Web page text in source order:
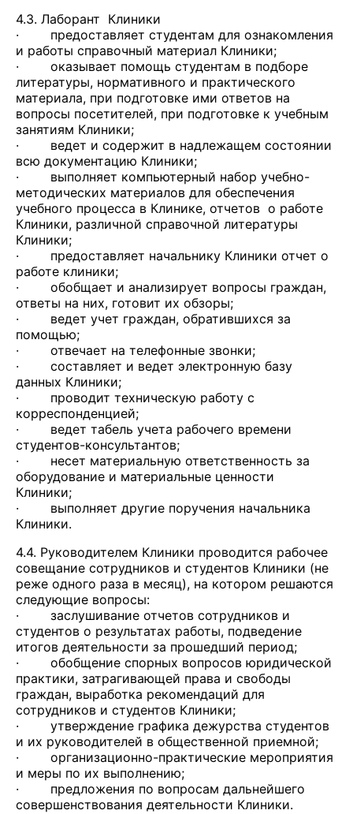
4.3. Лаборант Клиники
· предоставляет студентам для ознакомления
и работы справочный материал Клиники;
· оказывает помощь студентам в подборе
литературы, нормативного и практического
материала, при подготовке ими ответов на
вопросы посетителей, при подготовке к учебным
занятиям Клиники;
· ведет и содержит в надлежащем состоянии
всю документацию Клиники;
· выполняет компьютерный набор учебно-
методических материалов для обеспечения
учебного процесса в Клинике, отчетов о работе
Клиники, различной справочной литературы
Клиники;
· предоставляет начальнику Клиники отчет о
работе клиники;
· обобщает и анализирует вопросы граждан,
ответы на них, готовит их обзоры;
· ведет учет граждан, обратившихся за
помощью;
· отвечает на телефонные звонки;
· составляет и ведет электронную базу
данных Клиники;
· проводит техническую работу с
корреспонденцией;
· ведет табель учета рабочего времени
студентов-консультантов;
· несет материальную ответственность за
оборудование и материальные ценности
Клиники;
· выполняет другие поручения начальника
Клиники.
4.4. Руководителем Клиники проводится рабочее
совещание сотрудников и студентов Клиники (не
реже одного раза в месяц), на котором решаются
следующие вопросы:
· заслушивание отчетов сотрудников и
студентов о результатах работы, подведение
итогов деятельности за прошедший период;
· обобщение спорных вопросов юридической
практики, затрагивающей права и свободы
граждан, выработка рекомендаций для
сотрудников и студентов Клиники;
· утверждение графика дежурства студентов
и их руководителей в общественной приемной;
· организационно-практические мероприятия
и меры по их выполнению;
· предложения по вопросам дальнейшего
совершенствования деятельности Клиники.